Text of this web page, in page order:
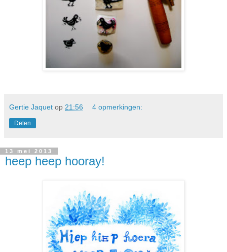
Gertie Jaquet op 21:56 4 opmerkingen:
Delen
13 mei 2013
heep heep hooray!